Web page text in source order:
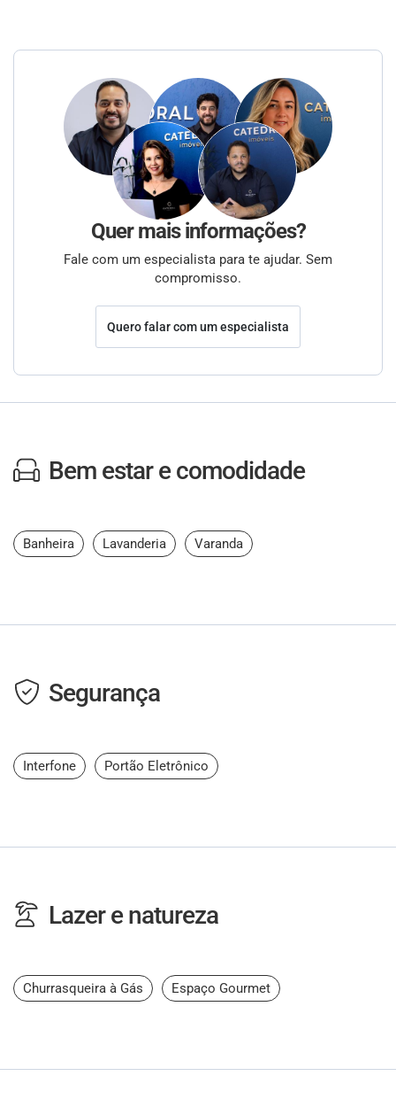
Quer mais informações?
Fale com um especialista para te ajudar. Sem
compromisso.
Quero falar com um especialista
Bem estar e comodidade
Banheira Lavanderia Varanda
Segurança
Interfone Portão Eletrônico
Lazer e natureza
Churrasqueira à Gás Espaço Gourmet